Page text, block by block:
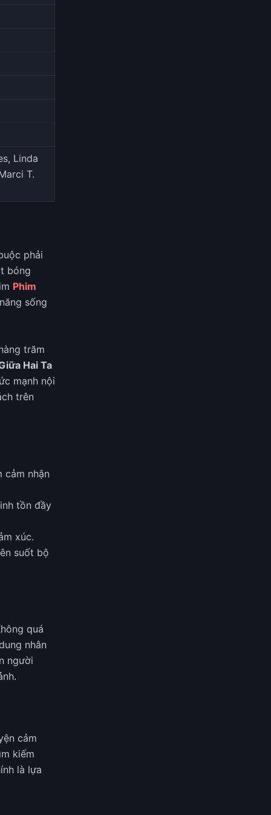
Linda
T.
phải
bóng
Phim
sống
trăm
Hai Ta
mạnh nội
trên
cảm nhận
tồn đầy
xúc.
suốt bộ
quá
nhân
người
cảm
kiếm
là lựa